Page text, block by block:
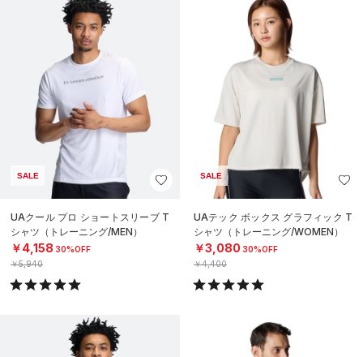
SALE
UAクール プロ ショートスリーブ T
シャツ（トレーニング/MEN）
￥4,158 30%OFF
￥5,940
SALE
UAテック ボックス グラフィック T
シャツ（トレーニング/WOMEN）
￥3,080 30%OFF
￥4,400